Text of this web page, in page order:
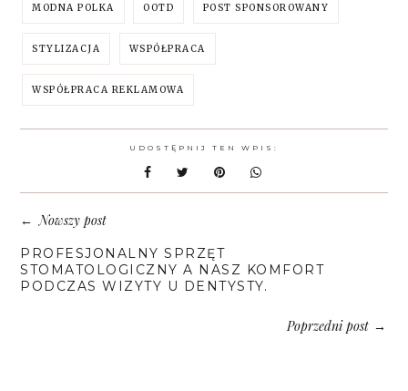
MODNA POLKA OOTD POST SPONSOROWANY
STYLIZACJA WSPÓŁPRACA
WSPÓŁPRACA REKLAMOWA
UDOSTĘPNIJ TEN WPIS:
←Nowszy post
PROFESJONALNY SPRZĘT
STOMATOLOGICZNY A NASZ KOMFORT
PODCZAS WIZYTY U DENTYSTY.
Poprzedni post→